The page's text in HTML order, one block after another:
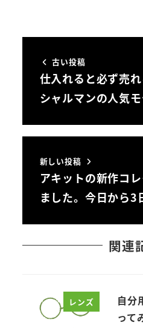
古い投稿
仕入れると必ず売
シャルマンの人気
新しい投稿
アキットの新作コ
ました。今日から
関連
レンズ
自分
って